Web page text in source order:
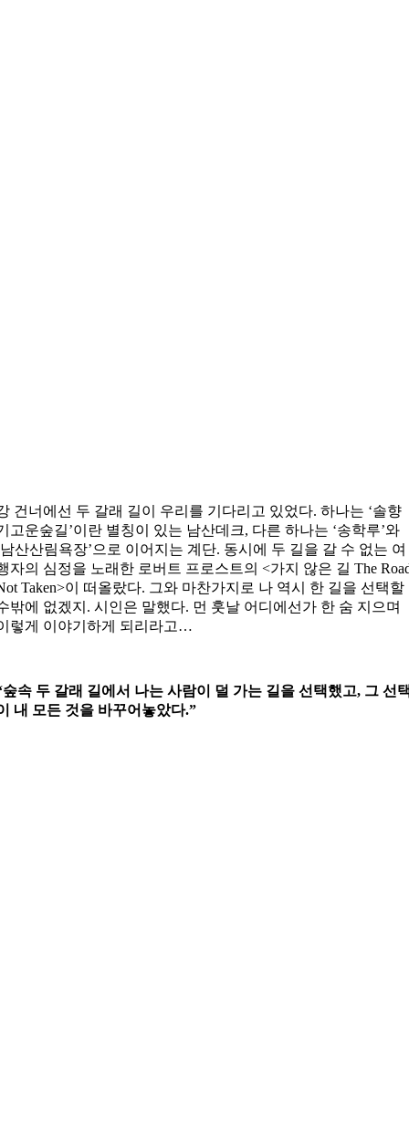
건너에선 두 갈래 길이 우리를 기다리고 있었다. 하나는 ‘솔향
고운숲길’이란 별칭이 있는 남산데크, 다른 하나는 ‘송학루’와
남산산림욕장’으로 이어지는 계단. 동시에 두 길을 갈 수 없는 여
자의 심정을 노래한 로버트 프로스트의 <가지 않은 길 The
Taken>이 떠올랐다. 그와 마찬가지로 나 역시 한 길을 선택할
밖에 없겠지. 시인은 말했다. 먼 훗날 어디에선가 한 숨 지으며
렇게 이야기하게 되리라고…
숲속 두 갈래 길에서 나는 사람이 덜 가는 길을 선택했고, 그 선
내 모든 것을 바꾸어놓았다.”